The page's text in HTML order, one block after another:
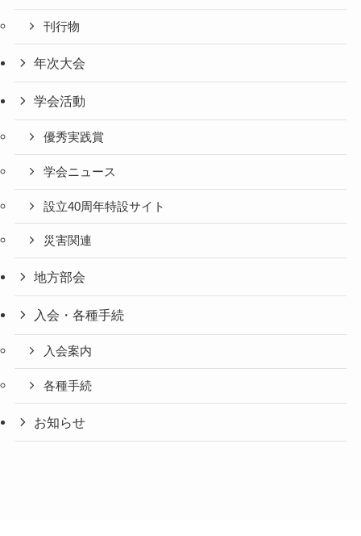
刊行物
年次大会
学会活動
優秀実践賞
学会ニュース
設立40周年特設サイト
災害関連
地方部会
入会・各種手続
入会案内
各種手続
お知らせ